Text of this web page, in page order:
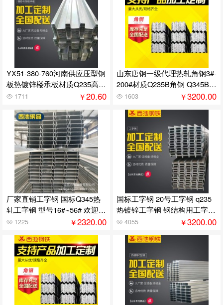
YX51-380-760河南供应压型钢
板热镀锌楼承板材质Q235高锌
275克
1711 ￥20.60
山东唐钢一级代理热轧角钢3#-
200#材质Q235B角钢 Q345B等
边角钢
1603 ￥3200.00
厂家直销工字钢 国标Q345热
轧工字钢 型号16#~56# 欢迎咨
询 1225 ￥2320.00
国标工字钢 20号工字钢 q235
热镀锌工字钢 钢结构用工字钢
可定制
4055 ￥3200.00